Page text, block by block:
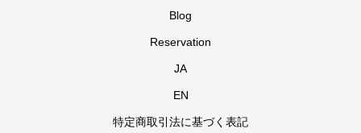
Blog
Reservation
JA
EN
特定商取引法に基づく表記